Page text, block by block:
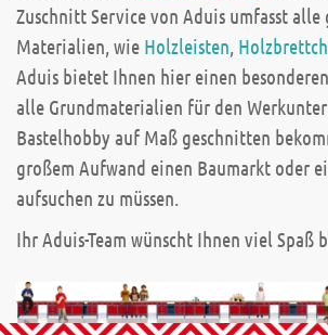
Zuschnitt Service von Aduis umfasst alle
Materialien, wie Holzleisten,
Aduis bietet Ihnen hier einen
alle Grundmaterialien für den
Bastelhobby auf Maß geschnitten
großem Aufwand einen Baumarkt oder
aufsuchen zu müssen.
Ihr Aduis-Team wünscht Ihnen viel Spaß